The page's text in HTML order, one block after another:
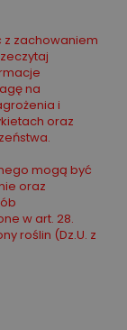
z zachowaniem
na
i
oraz
mogą być
oraz
w art. 28.
roślin (Dz.U. z